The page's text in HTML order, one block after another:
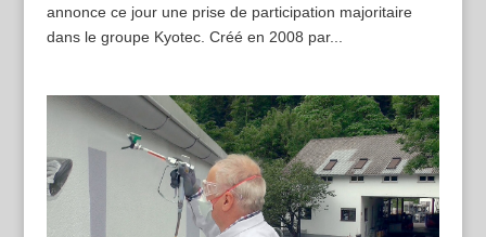
annonce ce jour une prise de participation majoritaire
dans le groupe Kyotec. Créé en 2008 par...